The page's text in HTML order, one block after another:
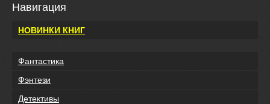
Навигация
НОВИНКИ КНИГ
Фантастика
Фэнтези
Детективы